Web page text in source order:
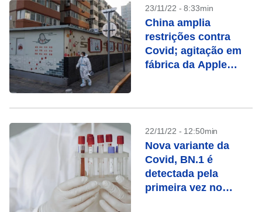
23/11/22 - 8:33min
China amplia
restrições contra
Covid; agitação em
fábrica da Apple
economia
22/11/22 - 12:50min
Nova variante da
Covid, BN.1 é
detectada pela
primeira vez no